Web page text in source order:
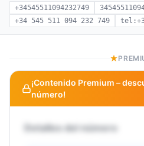
+34545511094232749
+34 545 511 094 232 749
¡Contenido Premium –
número!
Detalles del número